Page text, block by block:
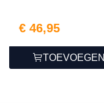
€ 46,95
TOEVOEGEN